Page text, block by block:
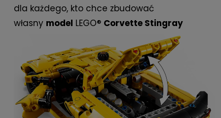
dla każdego, kto chce zbudować
własny model LEGO® Corvette Stingray